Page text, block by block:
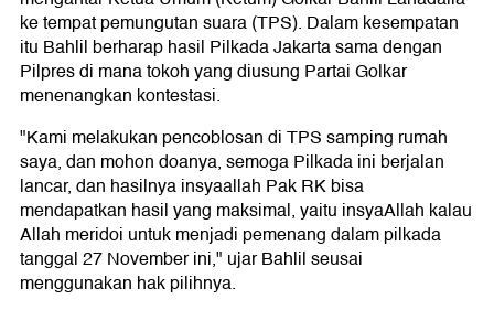
ke tempat pemungutan suara (TPS). Dalam kesempatan
itu Bahlil berharap hasil Pilkada Jakarta sama dengan
Pilpres di mana tokoh yang diusung Partai Golkar
menenangkan kontestasi.
"Kami melakukan pencoblosan di TPS samping rumah
saya, dan mohon doanya, semoga Pilkada ini berjalan
lancar, dan hasilnya insyaallah Pak RK bisa
mendapatkan hasil yang maksimal, yaitu insyaAllah kalau
Allah meridoi untuk menjadi pemenang dalam pilkada
tanggal 27 November ini," ujar Bahlil seusai
menggunakan hak pilihnya.